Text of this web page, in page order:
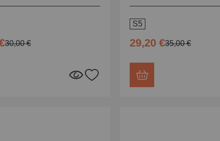
30,00 €
S5
29,20 €35,00 €